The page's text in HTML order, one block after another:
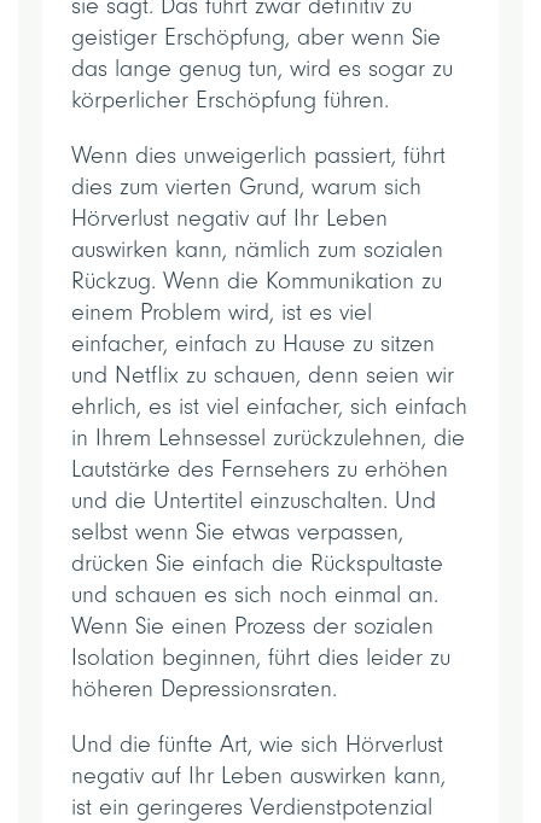
sie sagt. Das führt zwar definitiv zu
geistiger Erschöpfung, aber wenn Sie
das lange genug tun, wird es sogar zu
körperlicher Erschöpfung führen.
Wenn dies unweigerlich passiert, führt
dies zum vierten Grund, warum sich
Hörverlust negativ auf Ihr Leben
auswirken kann, nämlich zum sozialen
Rückzug. Wenn die Kommunikation zu
einem Problem wird, ist es viel
einfacher, einfach zu Hause zu sitzen
und Netflix zu schauen, denn seien wir
ehrlich, es ist viel einfacher, sich einfach
in Ihrem Lehnsessel zurückzulehnen, die
Lautstärke des Fernsehers zu erhöhen
und die Untertitel einzuschalten. Und
selbst wenn Sie etwas verpassen,
drücken Sie einfach die Rückspultaste
und schauen es sich noch einmal an.
Wenn Sie einen Prozess der sozialen
Isolation beginnen, führt dies leider zu
höheren Depressionsraten.
Und die fünfte Art, wie sich Hörverlust
negativ auf Ihr Leben auswirken kann,
ist ein geringeres Verdienstpotenzial